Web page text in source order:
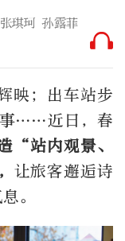
琪珂 孙露菲
映；出车站步
事……近日，春
“站内观景、
让旅客邂逅诗
。